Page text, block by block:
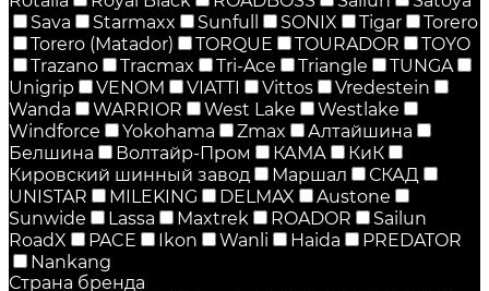
Sava
Starmaxx Sunfull SONIX Tigar
Torero
Torero (Matador)
TORQUE TOURADOR
TOYO
Trazano
Tracmax Tri-Ace Triangle
TUNGA
Unigrip
VENOM VIATTI Vittos
Vredestein
Wanda
WARRIOR West Lake
Westlake
Windforce
Yokohama Zmax
Алтайшина
Белшина
Волтайр-Пром КАМА
КиК
Кировский шинный завод
Маршал
СКАД
UNISTAR
MILEKING DELMAX
Austone
Sunwide
Lassa Maxtrek ROADOR
Sailun
RoadX
PACE Ikon Wanli Haida
PREDATOR
Nankang
Страна бренда